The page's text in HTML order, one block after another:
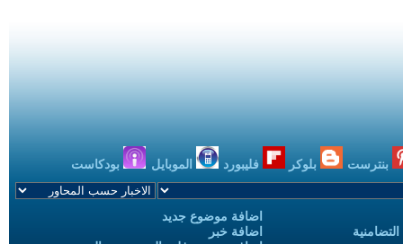
بنترست بلوكر فليبورد الموبايل بودكاست
اضافة موضوع جديد
اضافة خبر